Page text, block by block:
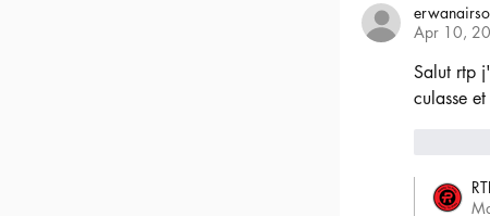
Apr 10,
Salut rtp
culasse